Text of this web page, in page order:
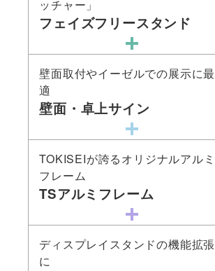
ッチャー」
フェイズフリースタンド
壁面取付やイーゼルでの展示に最
適
壁面・卓上サイン
TOKISEIが誇るオリジナルアルミ
フレーム
TSアルミフレーム
ディスプレイスタンドの機能拡張
に